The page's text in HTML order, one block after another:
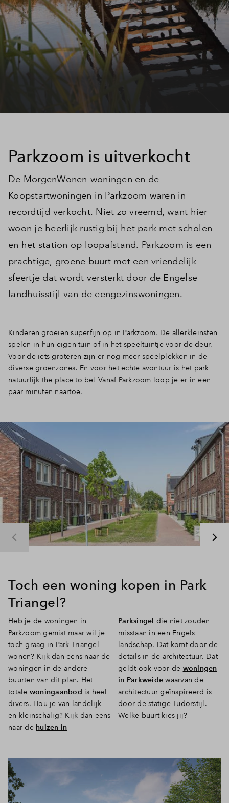
Parkzoom is uitverkocht
De MorgenWonen-woningen en de
Koopstartwoningen in Parkzoom waren in
recordtijd verkocht. Niet zo vreemd, want hier
woon je heerlijk rustig bij het park met scholen
en het station op loopafstand. Parkzoom is een
prachtige, groene buurt met een vriendelijk
sfeertje dat wordt versterkt door de Engelse
landhuisstijl van de eengezinswoningen.
Kinderen groeien superfijn op in Parkzoom. De allerkleinsten
spelen in hun eigen tuin of in het speeltuintje voor de deur.
Voor de iets groteren zijn er nog meer speelplekken in de
diverse groenzones. En voor het echte avontuur is het park
natuurlijk the place to be! Vanaf Parkzoom loop je er in een
paar minuten naartoe.
Toch een woning kopen in Park
Triangel?
Heb je de woningen in
Parkzoom gemist maar wil je
toch graag in Park Triangel
wonen? Kijk dan eens naar de
woningen in de andere
buurten van dit plan. Het
totale woningaanbod is heel
divers. Hou je van landelijk
en kleinschalig? Kijk dan eens
naar de huizen in
Parksingel die niet zouden
misstaan in een Engels
landschap. Dat komt door de
details in de architectuur. Dat
geldt ook voor de woningen
in Parkweide waarvan de
architectuur geïnspireerd is
door de statige Tudorstijl.
Welke buurt kies jij?